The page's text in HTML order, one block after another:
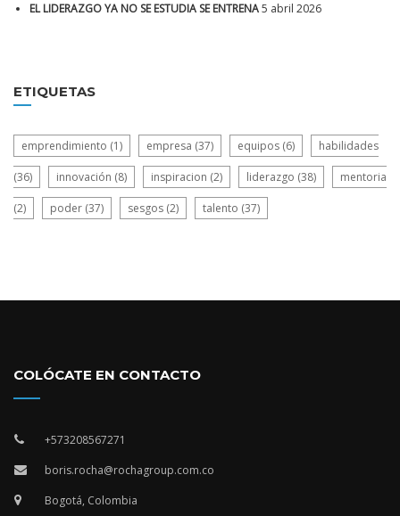
EL LIDERAZGO YA NO SE ESTUDIA SE ENTRENA5 abril 2026
ETIQUETAS
emprendimiento (1) empresa (37) equipos (6) habilidades
(36) innovación (8) inspiracion (2) liderazgo (38) mentoria
(2) poder (37) sesgos (2) talento (37)
COLÓCATE EN CONTACTO
+573208567271
boris.rocha@rochagroup.com.co
Bogotá, Colombia